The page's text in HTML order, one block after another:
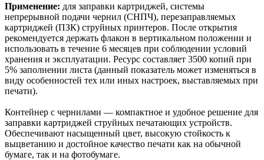
Применение: для заправки картриджей, системы
непрерывной подачи чернил (СНПЧ), перезаправляемых
картриджей (ПЗК) струйных принтеров. После открытия
рекомендуется держать флакон в вертикальном положении и
использовать в течение 6 месяцев при соблюдении условий
хранения и эксплуатации. Ресурс составляет 3500 копий при
5% заполнении листа (данный показатель может изменяться в
виду особенностей тех или иных настроек, выставляемых при
печати).
Контейнер с чернилами — компактное и удобное решение для
заправки картриджей струйных печатающих устройств.
Обеспечивают насыщенный цвет, высокую стойкость к
выцветанию и достойное качество печати как на обычной
бумаге, так и на фотобумаге.